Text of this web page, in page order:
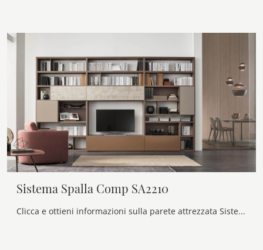
Sistema Spalla Comp SA2210
Clicca e ottieni informazioni sulla parete attrezzata Sistema Spalla Comp SA2210 del brand Maronese: è la soluzione dalle linee moderne ideale per te.